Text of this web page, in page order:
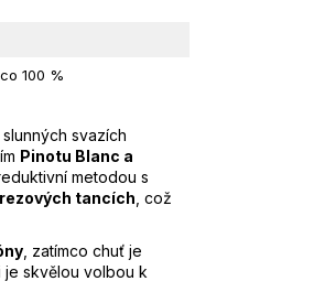
100 %
svazích
Pinotu Blanc a
metodou s
tancích , což
, zatímco chuť je
je skvělou volbou k